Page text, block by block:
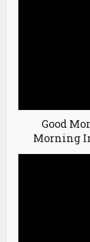
Good
Morning